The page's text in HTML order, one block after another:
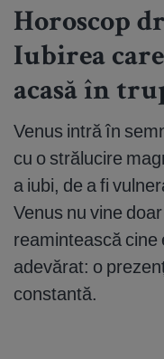
Horoscop
Iubirea
acasă în
Venus intră în
cu o strălucire
a iubi, de a fi
Venus nu vine
reamintească cine
adevărat: o
constantă.